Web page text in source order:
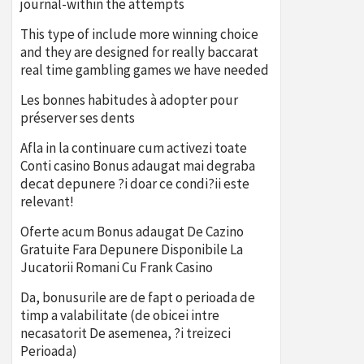
journal-within the attempts
This type of include more winning choice
and they are designed for really baccarat
real time gambling games we have needed
Les bonnes habitudes à adopter pour
préserver ses dents
Afla in la continuare cum activezi toate
Conti casino Bonus adaugat mai degraba
decat depunere ?i doar ce condi?ii este
relevant!
Oferte acum Bonus adaugat De Cazino
Gratuite Fara Depunere Disponibile La
Jucatorii Romani Cu Frank Casino
Da, bonusurile are de fapt o perioada de
timp a valabilitate (de obicei intre
necasatorit De asemenea, ?i treizeci
Perioada)